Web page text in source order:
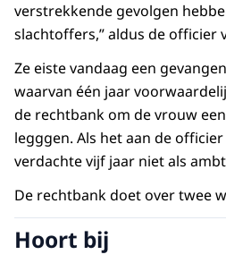
verstrekkende gevolgen
slachtoffers,” aldus de officier
Ze eiste vandaag een
waarvan één jaar
de rechtbank om de vrouw
legggen. Als het aan de
verdachte vijf jaar niet als
De rechtbank doet over twee
Hoort bij